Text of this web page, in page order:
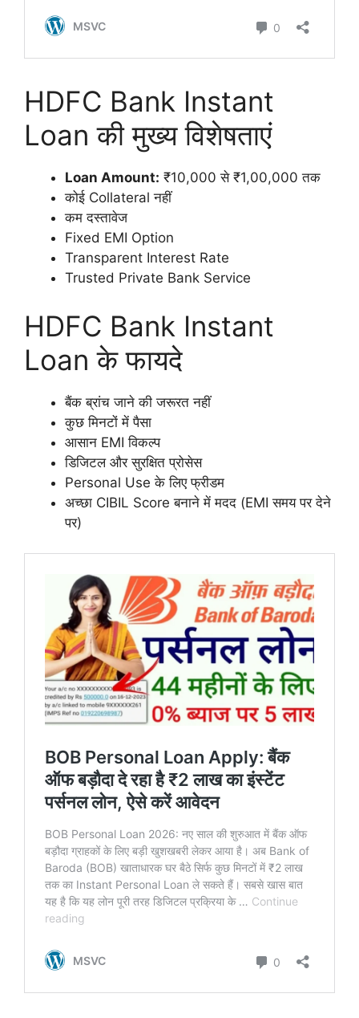
HDFC Bank Instant
Loan की मुख्य विशेषताएं
Loan Amount: ₹10,000 से ₹1,00,000 तक
कोई Collateral नहीं
कम दस्तावेज
Fixed EMI Option
Transparent Interest Rate
Trusted Private Bank Service
HDFC Bank Instant
Loan के फायदे
बैंक ब्रांच जाने की जरूरत नहीं
कुछ मिनटों में पैसा
आसान EMI विकल्प
डिजिटल और सुरक्षित प्रोसेस
Personal Use के लिए फ्रीडम
अच्छा CIBIL Score बनाने में मदद (EMI समय पर देने
पर)